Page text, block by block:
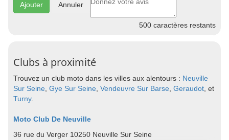
Annuler
500 caractères restants
Clubs à proximité
Trouvez un club moto dans les villes aux alentours : Neuville
Sur Seine Gye Sur Seine Vendeuvre Sur Barse Geraudot , et
Turny.
Moto Club De Neuville
36 rue du Verger 10250 Neuville Sur Seine